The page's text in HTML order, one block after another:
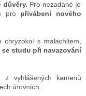
důvěry. Pro nezadané je
pro přivábení nového
s malachitem,
se studu při navazování
vyhlášených kamenů
úrovních.